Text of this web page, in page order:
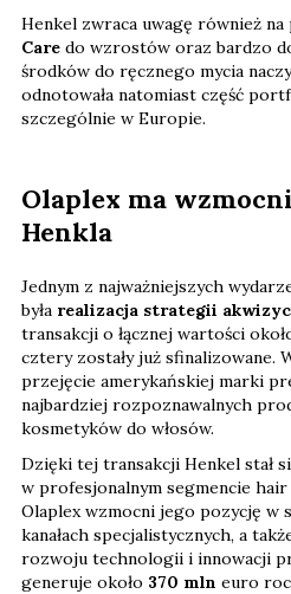
Henkel zwraca uwagę również
Care do wzrostów oraz bardzo
środków do ręcznego mycia
odnotowała natomiast część
szczególnie w Europie.
Olaplex ma
Henkla
Jednym z najważniejszych
była realizacja strategii
transakcji o łącznej wartości
cztery zostały już sfinalizowane.
przejęcie amerykańskiej marki
najbardziej rozpoznawalnych
kosmetyków do włosów.
Dzięki tej transakcji Henkel stał
w profesjonalnym segmencie
Olaplex wzmocni jego pozycję w
kanałach specjalistycznych, a
rozwoju technologii i innowacji
generuje około 370 mln euro